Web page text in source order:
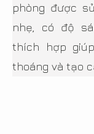
phòng được
nhẹ, có độ
thích hợp
thoáng và tạo